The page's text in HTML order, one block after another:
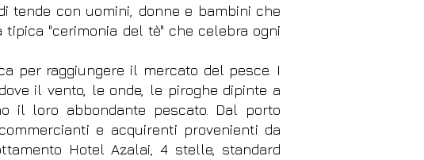
tende con uomini, donne e bambini che
"cerimonia del tè" che celebra ogni
per raggiungere il mercato del pesce. I
il vento, le onde, le piroghe dipinte a
il loro abbondante pescato. Dal porto
e acquirenti provenienti da
Hotel Azalai, 4 stelle, standard